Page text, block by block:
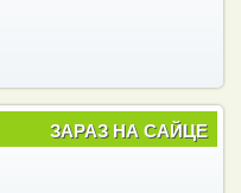
ЗАРАЗ НА САЙЦЕ